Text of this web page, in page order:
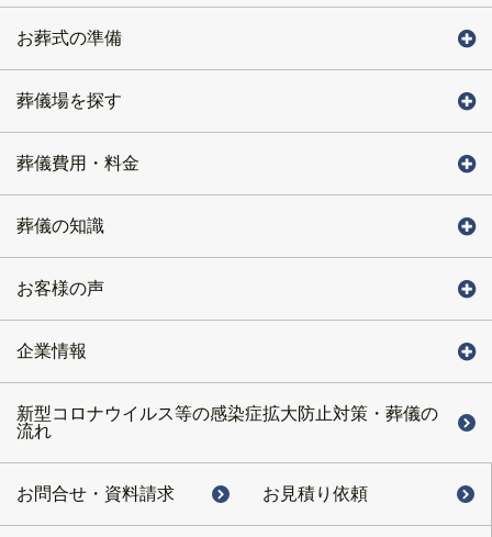
お葬式の準備
葬儀場を探す
葬儀費用・料金
葬儀の知識
お客様の声
企業情報
新型コロナウイルス等の感染症拡大防止対策・葬儀の
流れ
お問合せ・ 資料請求 お見積り依頼